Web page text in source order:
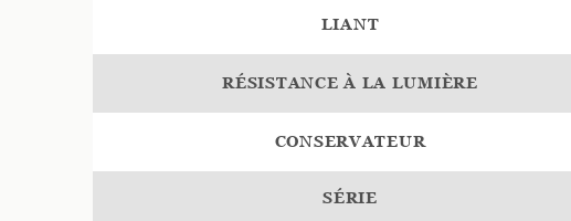
LIANT
RÉSISTANCE À LA LUMIÈRE
CONSERVATEUR
SÉRIE